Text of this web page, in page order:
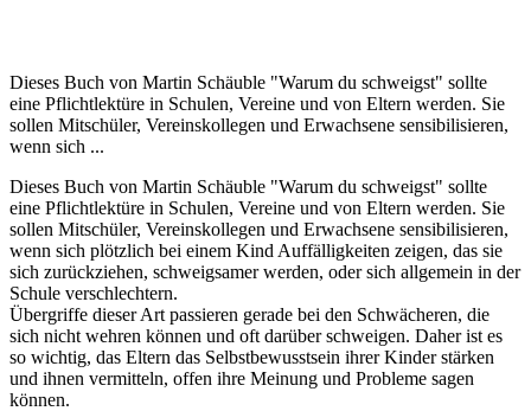
Dieses Buch von Martin Schäuble "Warum du schweigst" sollte
eine Pflichtlektüre in Schulen, Vereine und von Eltern werden. Sie
sollen Mitschüler, Vereinskollegen und Erwachsene sensibilisieren,
wenn sich ...
Dieses Buch von Martin Schäuble "Warum du schweigst" sollte
eine Pflichtlektüre in Schulen, Vereine und von Eltern werden. Sie
sollen Mitschüler, Vereinskollegen und Erwachsene sensibilisieren,
wenn sich plötzlich bei einem Kind Auffälligkeiten zeigen, das sie
sich zurückziehen, schweigsamer werden, oder sich allgemein in der
Schule verschlechtern.
Übergriffe dieser Art passieren gerade bei den Schwächeren, die
sich nicht wehren können und oft darüber schweigen. Daher ist es
so wichtig, das Eltern das Selbstbewusstsein ihrer Kinder stärken
und ihnen vermitteln, offen ihre Meinung und Probleme sagen
können.